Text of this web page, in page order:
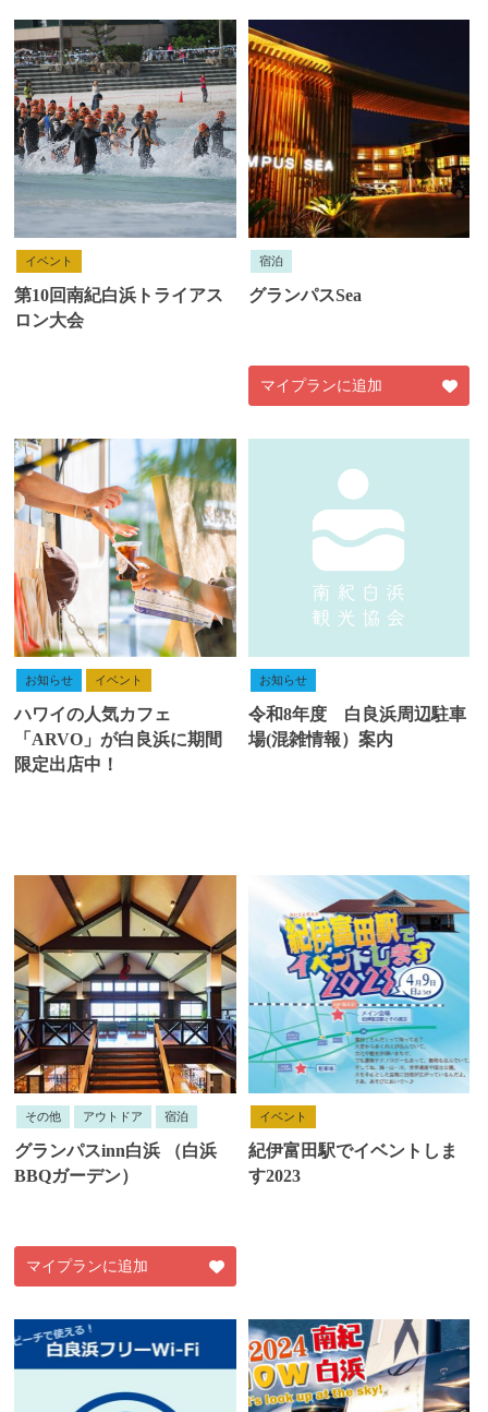
イベント
第10回南紀白浜トライアス
ロン大会
宿泊
グランパスSea
マイプランに追加
お知らせ イベント
ハワイの人気カフェ
「ARVO」が白良浜に期間
限定出店中！
お知らせ
令和8年度 白良浜周辺駐車
場(混雑情報）案内
その他 アウトドア 宿泊
グランパスinn白浜 （白浜
BBQガーデン）
マイプランに追加
イベント
紀伊富田駅でイベントしま
す2023